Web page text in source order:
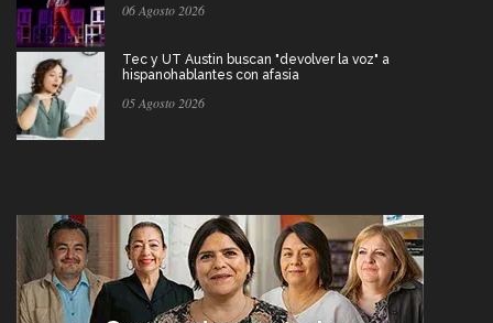
06 Agosto 2026
Tec y UT Austin buscan "devolver la voz" a
hispanohablantes con afasia
05 Agosto 2026